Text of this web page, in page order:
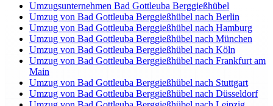
Umzugsunternehmen Bad Gottleuba Berggießhübel
Umzug von Bad Gottleuba Berggießhübel nach Berlin
Umzug von Bad Gottleuba Berggießhübel nach Hamburg
Umzug von Bad Gottleuba Berggießhübel nach München
Umzug von Bad Gottleuba Berggießhübel nach Köln
Umzug von Bad Gottleuba Berggießhübel nach Frankfurt am
Main
Umzug von Bad Gottleuba Berggießhübel nach Stuttgart
Umzug von Bad Gottleuba Berggießhübel nach Düsseldorf